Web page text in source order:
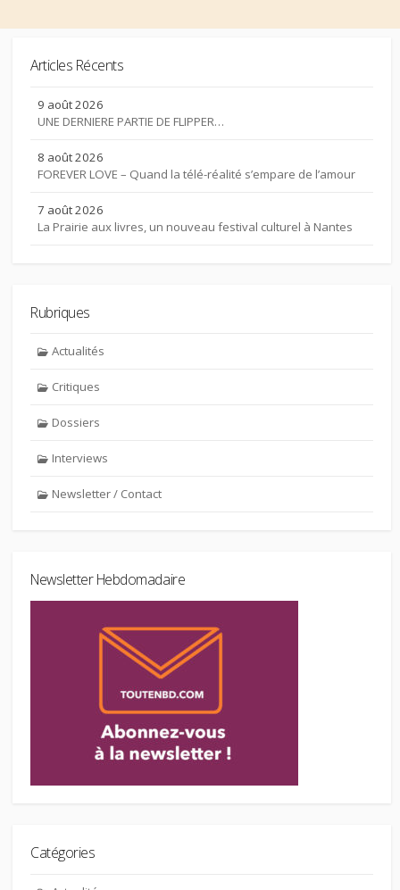
Articles Récents
9 août 2026
UNE DERNIERE PARTIE DE FLIPPER…
8 août 2026
FOREVER LOVE – Quand la télé-réalité s’empare de l’amour
7 août 2026
La Prairie aux livres, un nouveau festival culturel à Nantes
Rubriques
Actualités
Critiques
Dossiers
Interviews
Newsletter / Contact
Newsletter Hebdomadaire
Catégories